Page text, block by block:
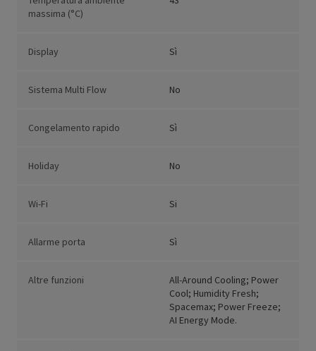
massima (°C)
Display Sì
Sistema Multi Flow No
Congelamento rapido Sì
Holiday No
Wi-Fi Si
Allarme porta Sì
Altre funzioni
All-Around Cooling; Power
Cool; Humidity Fresh;
Spacemax; Power Freeze;
AI Energy Mode.